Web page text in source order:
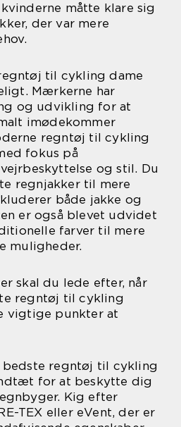
måtte klare sig
der var mere
til cykling dame
Mærkerne har
og udvikling for at
imødekommer
regntøj til cykling
fokus på
og stil. Du
regnjakker til mere
både jakke og
er også blevet udvidet
farver til mere
muligheder.
skal du lede efter, når
regntøj til cykling
vigtige punkter at
bedste regntøj til cykling
for at beskytte dig
Kig efter
TEX eller eVent, der er